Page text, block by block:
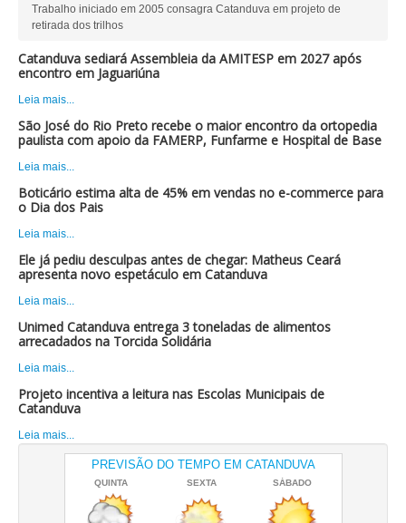
Trabalho iniciado em 2005 consagra Catanduva em projeto de
retirada dos trilhos
Catanduva sediará Assembleia da AMITESP em 2027 após
encontro em Jaguariúna
Leia mais...
São José do Rio Preto recebe o maior encontro da ortopedia
paulista com apoio da FAMERP, Funfarme e Hospital de Base
Leia mais...
Boticário estima alta de 45% em vendas no e-commerce para
o Dia dos Pais
Leia mais...
Ele já pediu desculpas antes de chegar: Matheus Ceará
apresenta novo espetáculo em Catanduva
Leia mais...
Unimed Catanduva entrega 3 toneladas de alimentos
arrecadados na Torcida Solidária
Leia mais...
Projeto incentiva a leitura nas Escolas Municipais de
Catanduva
Leia mais...